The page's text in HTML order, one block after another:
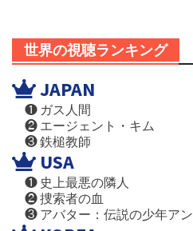
世界の視聴ランキング
JAPAN
❶ ガス人間
❷ エージェント・キム
❸ 鉄槌教師
USA
❶ 史上最悪の隣人
❷ 捜索者の血
❸ アバター：伝説の少年アン